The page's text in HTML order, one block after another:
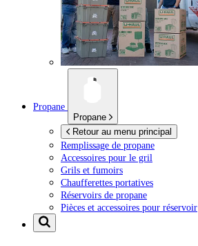
Propane
Propane
Retour au menu principal
Remplissage de propane
Accessoires pour le gril
Grils et fumoirs
Chaufferettes portatives
Réservoirs de propane
Pièces et accessoires pour réservoir